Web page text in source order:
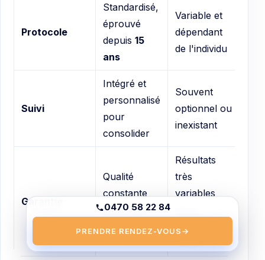
Protocole
Standardisé,
éprouvé
depuis 15
ans
Variable et
dépendant
de l'individu
Suivi
Intégré et
personnalisé
pour
consolider
Souvent
optionnel ou
inexistant
Garantie
Qualité
constante
dans30
centres
Résultats
très
variables
praticien à
l'autre
0470 58 22 84
PRENDRE RENDEZ-VOUS→